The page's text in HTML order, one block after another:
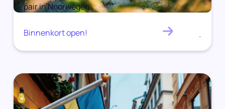
pair in Noorwegen
Binnenkort open! .